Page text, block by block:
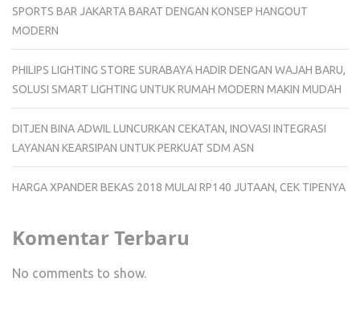
SPORTS BAR JAKARTA BARAT DENGAN KONSEP HANGOUT
MODERN
PHILIPS LIGHTING STORE SURABAYA HADIR DENGAN WAJAH BARU,
SOLUSI SMART LIGHTING UNTUK RUMAH MODERN MAKIN MUDAH
DITJEN BINA ADWIL LUNCURKAN CEKATAN, INOVASI INTEGRASI
LAYANAN KEARSIPAN UNTUK PERKUAT SDM ASN
HARGA XPANDER BEKAS 2018 MULAI RP140 JUTAAN, CEK TIPENYA
Komentar Terbaru
No comments to show.